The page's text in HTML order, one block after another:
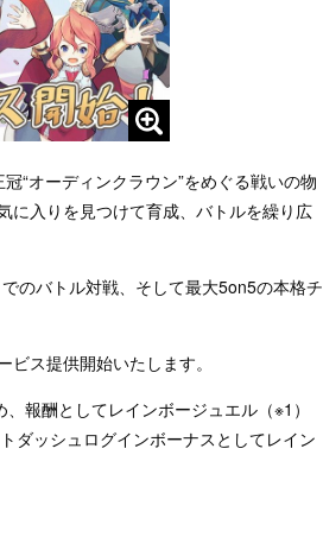
“オーディンクラウン”をめぐる戦いの物
に入りを見つけて育成、バトルを繰り広
のバトル対戦、そして最大5on5の本格チ
ス提供開始いたします。
報酬としてレインボージュエル（※1）
ダッシュログインボーナスとしてレイン